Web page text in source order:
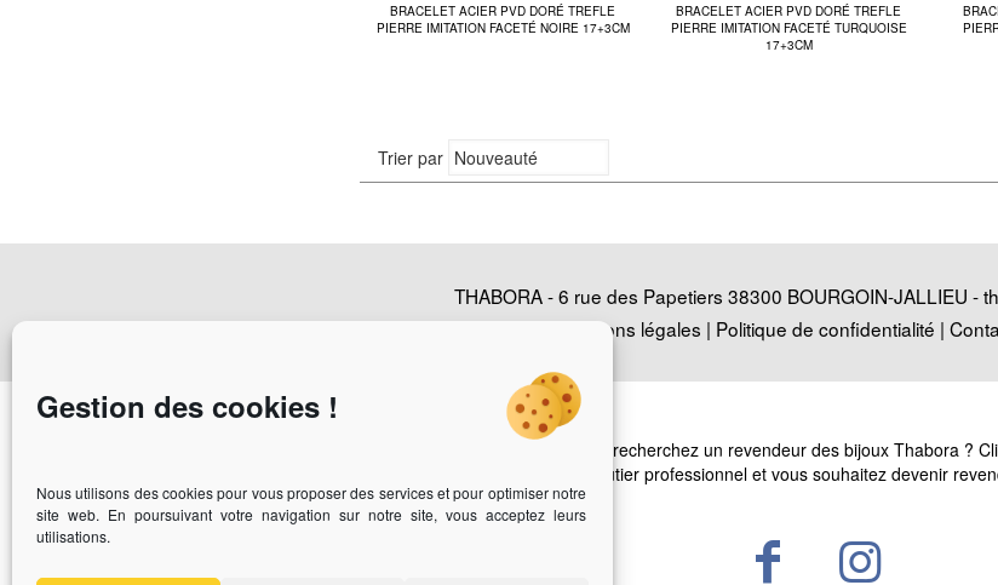
Gestion des cookies !
Nous utilisons des cookies pour vous proposer des services et pour optimiser notre
site web. En poursuivant votre navigation sur notre site, vous acceptez leurs
utilisations.
BRACELET ACIER PVD DORÉ TREFLE
PIERRE IMITATION FACETÉ NOIRE 17+3CM
BRACELET ACIER PVD DORÉ TREFLE
PIERRE IMITATION FACETÉ TURQUOISE
17+3CM
Trier par
THABORA - 6 rue des Papetiers 38300 BOURGOIN-JALLIEU -
Nos Catalogues|Plan du site|Mentions légales | Politique de confidentialité |
Vous recherchez un revendeur des bijoux Thabora ?
Vous êtes bijoutier professionnel et vous souhaitez devenir